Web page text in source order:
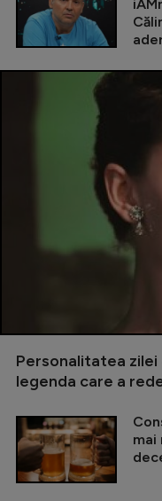
Personalitatea
legenda care a
mai